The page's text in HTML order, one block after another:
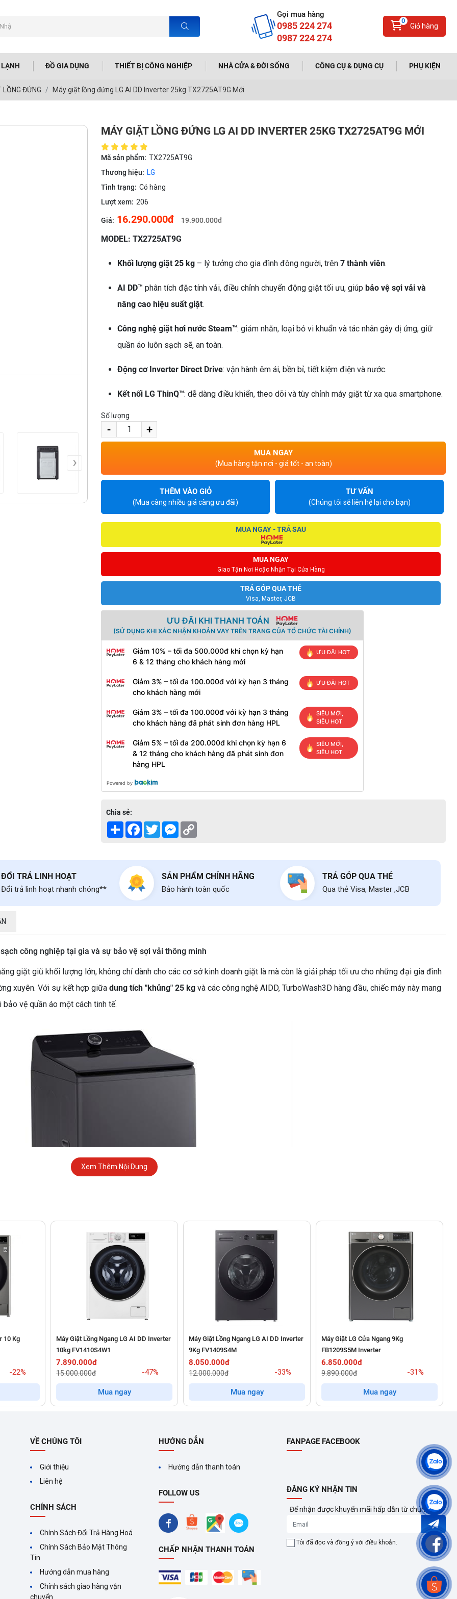
Gọi mua hàng
0985 224 274
0987 224 274
0
Giỏ hàng
ĐỒ GIA DỤNG THIẾT BỊ CÔNG NGHIỆP NHÀ CỬA & ĐỜI SỐNG CÔNG CỤ & DỤNG CỤ PHỤ KIỆN
LỒNG ĐỨNG Máy giặt lồng đứng LG AI DD Inverter 25kg TX2725AT9G Mới
›
MÁY GIẶT LỒNG ĐỨNG LG AI DD INVERTER 25KG TX2725AT9G MỚI
Mã sản phẩm: TX2725AT9G
Thương hiệu: LG
Tình trạng: Có hàng
Lượt xem: 206
Giá: 16.290.000đ 19.900.000đ
MODEL: TX2725AT9G
Khối lượng giặt 25 kg – lý tưởng cho gia đình đông người, trên 7 thành viên.
AI DD™ phân tích đặc tính vải, điều chỉnh chuyển động giặt tối ưu, giúp bảo vệ sợi vải và
nâng cao hiệu suất giặt.
Công nghệ giặt hơi nước Steam™: giảm nhăn, loại bỏ vi khuẩn và tác nhân gây dị ứng, giữ
quần áo luôn sạch sẽ, an toàn.
Động cơ Inverter Direct Drive: vận hành êm ái, bền bỉ, tiết kiệm điện và nước.
Kết nối LG ThinQ™: dễ dàng điều khiển, theo dõi và tùy chỉnh máy giặt từ xa qua smartphone.
Số lượng
- +
MUA NGAY
(Mua hàng tận nơi - giá tốt - an toàn)
THÊM VÀO GIỎ
(Mua càng nhiều giá càng ưu đãi)
TƯ VẤN
(Chúng tôi sẽ liên hệ lại cho bạn)
MUA NGAY
Giao Tận Nơi Hoặc Nhận Tại Cửa Hàng
TRẢ GÓP QUA THẺ
Visa, Master, JCB
MUA NGAY - TRẢ SAU
ƯU ĐÃI KHI THANH TOÁN
(SỬ DỤNG KHI XÁC NHẬN KHOẢN VAY TRÊN TRANG CỦA TỔ CHỨC TÀI CHÍNH)
Giảm 10% – tối đa 500.000đ khi chọn kỳ hạn
6 & 12 tháng cho khách hàng mới
ƯU ĐÃI HOT
Giảm 3% – tối đa 100.000đ với kỳ hạn 3 tháng
cho khách hàng mới
ƯU ĐÃI HOT
Giảm 3% – tối đa 100.000đ với kỳ hạn 3 tháng
cho khách hàng đã phát sinh đơn hàng HPL
SIÊU MỚI,
SIÊU HOT
Giảm 5% – tối đa 200.000đ khi chọn kỳ hạn 6
& 12 tháng cho khách hàng đã phát sinh đơn
hàng HPL
SIÊU MỚI,
SIÊU HOT
Powered by
Chia sẻ:
Share Facebook
TwitterMessenger
ĐỔI TRẢ LINH HOẠT
Đổi trả linh hoạt nhanh chóng**
SẢN PHẨM CHÍNH HÃNG
Bảo hành toàn quốc
TRẢ GÓP QUA THẺ
Qua thẻ Visa, Master ,JCB
công nghiệp tại gia và sự bảo vệ sợi vải thông minh
giặt giũ khối lượng lớn, không chỉ dành cho các cơ sở kinh doanh giặt là mà còn là giải pháp tối ưu cho những đại gia đình
xuyên. Với sự kết hợp giữa dung tích "khủng" 25 kg và các công nghệ AIDD, TurboWash3D hàng đầu, chiếc máy này mang
vệ quần áo một cách tinh tế.
kiểu dáng quen thuộc và được nhiều người dùng Việt Nam yêu thích vì tính tiện dụng, dễ dàng thêm đồ giặt hoặc lấy đồ
với những không gian phòng giặt rộng rãi.
chắc chắn, tăng độ bền và dễ vệ sinh. Nắp máy kính chịu lực không chỉ đảm bảo an toàn, dễ quan sát mà còn
rõ ràng, giúp mọi người dùng, dù quen thuộc hay mới sử dụng, đều có
sạch hiệu quả mà vẫn tiết kiệm thời gian. Công nghệ này tạo ra một dòng nước mạnh mẽ, kết hợp ba chuyển động lồng
nước xoáy mạnh mẽ, giúp:
Xem Thêm Nội Dung
10 Kg
-22%
Máy Giặt Lồng Ngang LG AI DD Inverter
10kg FV1410S4W1
7.890.000đ
15.000.000đ -47%
Mua ngay
Máy Giặt Lồng Ngang LG AI DD Inverter
9Kg FV1409S4M
8.050.000đ
12.000.000đ -33%
Mua ngay
Máy Giặt LG Cửa Ngang 9Kg
FB1209S5M Inverter
6.850.000đ
9.890.000đ -31%
Mua ngay
VỀ CHÚNG TÔI
Giới thiệu
Liên hệ
CHÍNH SÁCH
Chính Sách Đổi Trả Hàng Hoá
Chính Sách Bảo Mật Thông
Tin
Hướng dẫn mua hàng
Chính sách giao hàng vận
chuyển
HƯỚNG DẪN
Hướng dẫn thanh toán
FOLLOW US
CHẤP NHẬN THANH TOÁN
FANPAGE FACEBOOK
ĐĂNG KÝ NHẬN TIN
Để nhận được khuyến mãi hấp dẫn từ chúng tôi?
Tôi đã đọc và đồng ý với điều khoản.